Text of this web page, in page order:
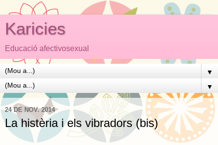
Karicies
Educació afectivosexual
▼
▼
24 DE NOV. 2014
La histèria i els vibradors (bis)